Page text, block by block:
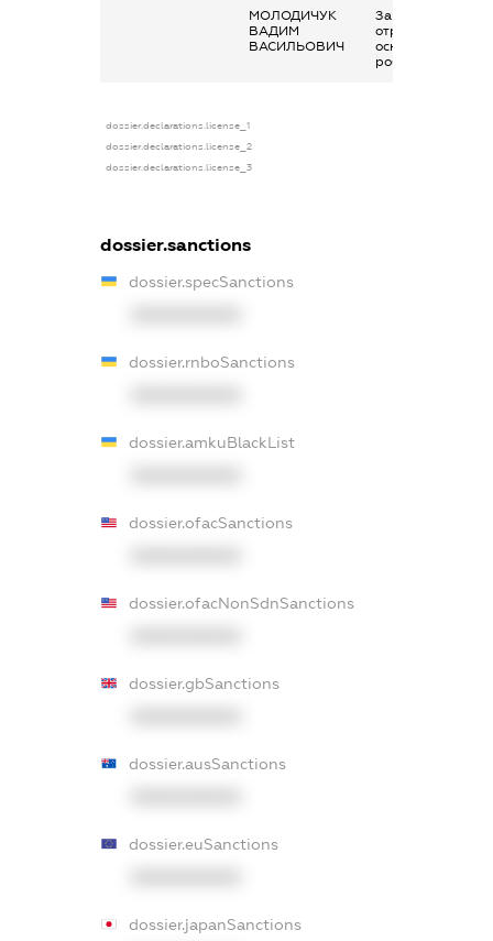
МОЛОДИЧУК
ВАДИМ
ВАСИЛЬОВИЧ
Заробітна плата
отримана за
основним місцем
роботи
dossier.declarations.license_1
dossier.declarations.license_2
dossier.declarations.license_3
dossier.sanctions
dossier.specSanctions
dossier.rnboSanctions
dossier.amkuBlackList
dossier.ofacSanctions
dossier.ofacNonSdnSanctions
dossier.gbSanctions
dossier.ausSanctions
dossier.euSanctions
dossier.japanSanctions